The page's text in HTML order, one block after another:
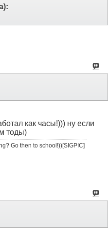
как часы!))) ну если
тоды)
Go then to school!))[SIGPIC]